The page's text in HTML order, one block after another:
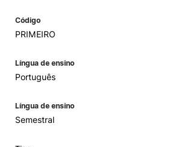
Código
PRIMEIRO
Língua de ensino
Português
Língua de ensino
Semestral